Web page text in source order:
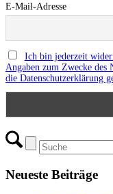
E-Mail-Adresse
Ich bin jederzeit
Angaben zum Zwecke des
die Datenschutzerklärung
Neueste Beiträge